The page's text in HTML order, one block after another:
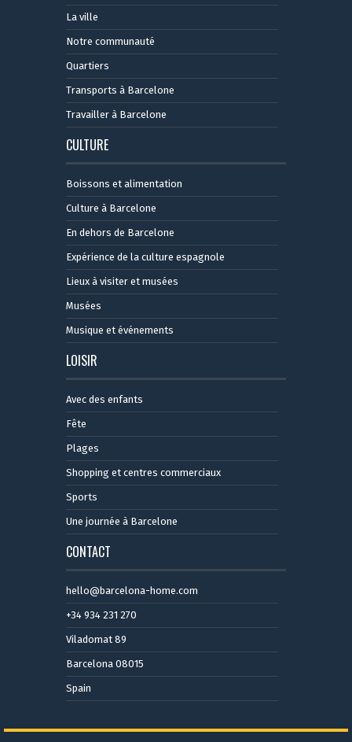
La ville
Notre communauté
Quartiers
Transports à Barcelone
Travailler à Barcelone
CULTURE
Boissons et alimentation
Culture à Barcelone
En dehors de Barcelone
Expérience de la culture espagnole
Lieux à visiter et musées
Musées
Musique et événements
LOISIR
Avec des enfants
Fête
Plages
Shopping et centres commerciaux
Sports
Une journée à Barcelone
CONTACT
hello@barcelona-home.com
+34 934 231 270
Viladomat 89
Barcelona 08015
Spain